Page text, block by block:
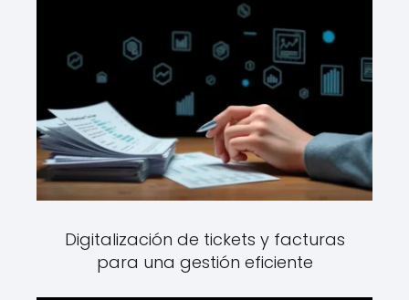
Digitalización de tickets y facturas
para una gestión eficiente